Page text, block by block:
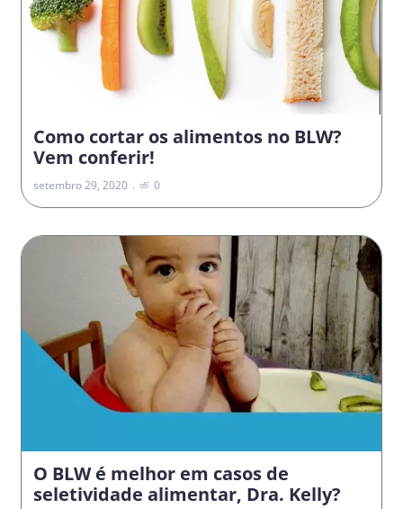
Como cortar os alimentos no BLW?
Vem conferir!
setembro 29, 2020 0
O BLW é melhor em casos de
seletividade alimentar, Dra. Kelly?